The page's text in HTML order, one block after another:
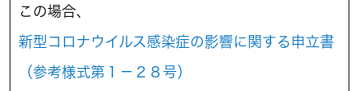
この場合、
新型コロナウイルス感染症の影響に関する申立書
（参考様式第１－２８号）